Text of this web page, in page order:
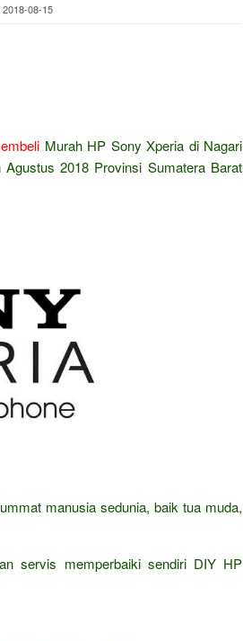
2018-08-15
Murah HP Sony Xperia di Nagari
2018 Provinsi Sumatera Barat
manusia sedunia, baik tua muda,
servis memperbaiki sendiri DIY HP